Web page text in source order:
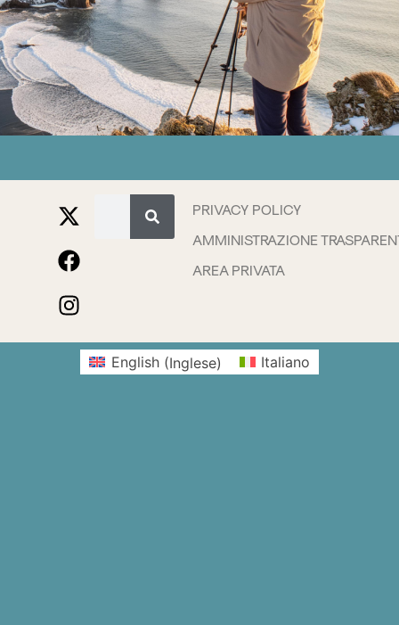
PRIVACY POLICY
AMMINISTRAZIONE
AREA PRIVATA
English(Inglese) Italiano